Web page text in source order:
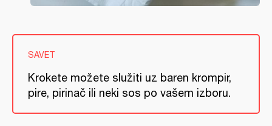
SAVET
Krokete možete služiti uz baren krompir,
pire, pirinač ili neki sos po vašem izboru.